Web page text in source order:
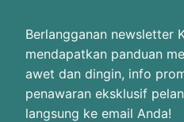
Berlangganan newsletter
mendapatkan panduan
awet dan dingin, info
penawaran eksklusif
langsung ke email Anda!